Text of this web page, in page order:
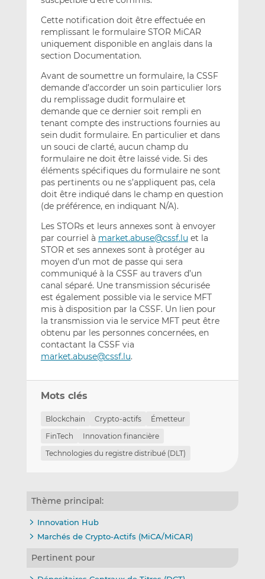
Cette notification doit être effectuée en
remplissant le formulaire STOR MiCAR
uniquement disponible en anglais dans la
section Documentation.
Avant de soumettre un formulaire, la CSSF
demande d’accorder un soin particulier lors
du remplissage dudit formulaire et
demande que ce dernier soit rempli en
tenant compte des instructions fournies au
sein dudit formulaire. En particulier et dans
un souci de clarté, aucun champ du
formulaire ne doit être laissé vide. Si des
éléments spécifiques du formulaire ne sont
pas pertinents ou ne s’appliquent pas, cela
doit être indiqué dans le champ en question
(de préférence, en indiquant N/A).
Les STORs et leurs annexes sont à envoyer
par courriel à market.abuse@cssf.lu et la
STOR et ses annexes sont à protéger au
moyen d’un mot de passe qui sera
communiqué à la CSSF au travers d’un
canal séparé. Une transmission sécurisée
est également possible via le service MFT
mis à disposition par la CSSF. Un lien pour
la transmission via le service MFT peut être
obtenu par les personnes concernées, en
contactant la CSSF via
market.abuse@cssf.lu.
Mots clés
Blockchain Crypto-actifs
Émetteur
FinTech
Innovation financière
Technologies du registre distribué (DLT)
Thème principal:
Innovation Hub
Marchés de Crypto-Actifs (MiCA/MiCAR)
Pertinent pour